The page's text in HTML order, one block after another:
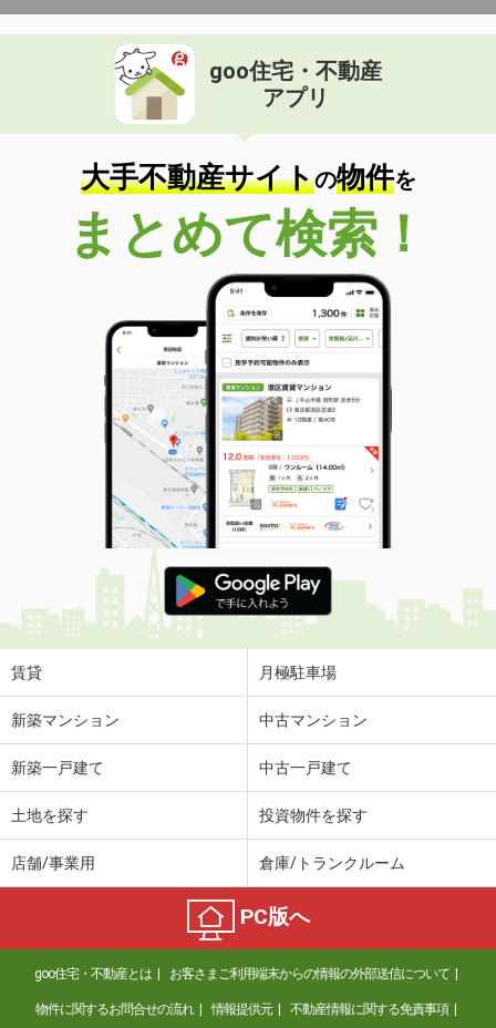
goo住宅・不動産
アプリ
大手不動産サイトの物件を
まとめて検索！
賃貸 月極駐車場
新築マンション 中古マンション
新築一戸建て 中古一戸建て
土地を探す 投資物件を探す
店舗/事業用 倉庫/トランクルーム
PC版へ
goo住宅・不動産とは お客さまご利用端末からの情報の外部送信について
物件に関するお問合せの流れ 情報提供元 不動産情報に関する免責事項